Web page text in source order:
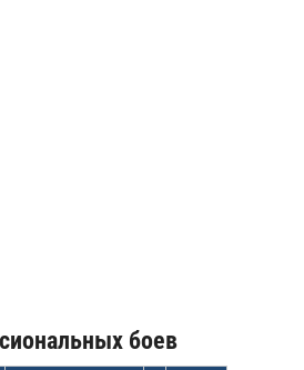
боев